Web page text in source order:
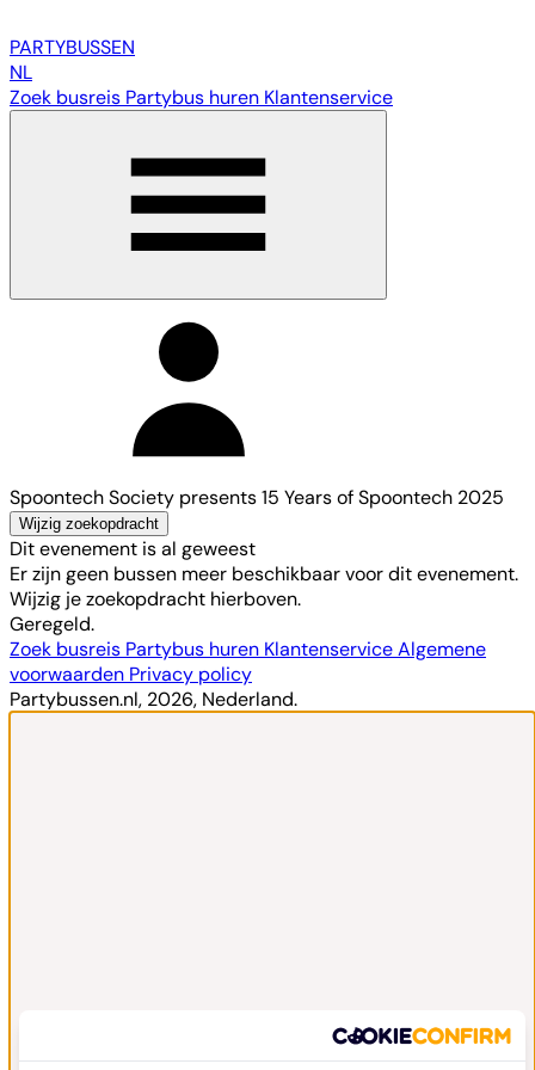
PARTYBUSSEN
NL
Zoek busreis Partybus huren Klantenservice
Spoontech Society presents 15 Years of Spoontech 2025
Wijzig zoekopdracht
Dit evenement is al geweest
Er zijn geen bussen meer beschikbaar voor dit evenement.
Wijzig je zoekopdracht hierboven.
Geregeld.
Zoek busreis Partybus huren KlantenserviceAlgemene
voorwaarden Privacy policy
Partybussen.nl, 2026, Nederland.